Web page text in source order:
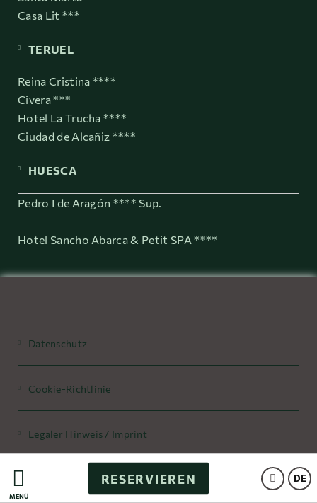
MENÜ
DE
RESERVIEREN
Casa Lit ***
TERUEL
Reina Cristina ****
Civera ***
Hotel La Trucha ****
Ciudad de Alcañiz ****
HUESCA
Pedro I de Aragón **** Sup.
Hotel Sancho Abarca & Petit SPA ****
Datenschutz
Cookie-Richtlinie
Legaler Hinweis / Imprint